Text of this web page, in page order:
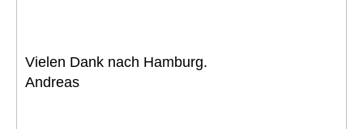
Vielen Dank nach Hamburg.
Andreas